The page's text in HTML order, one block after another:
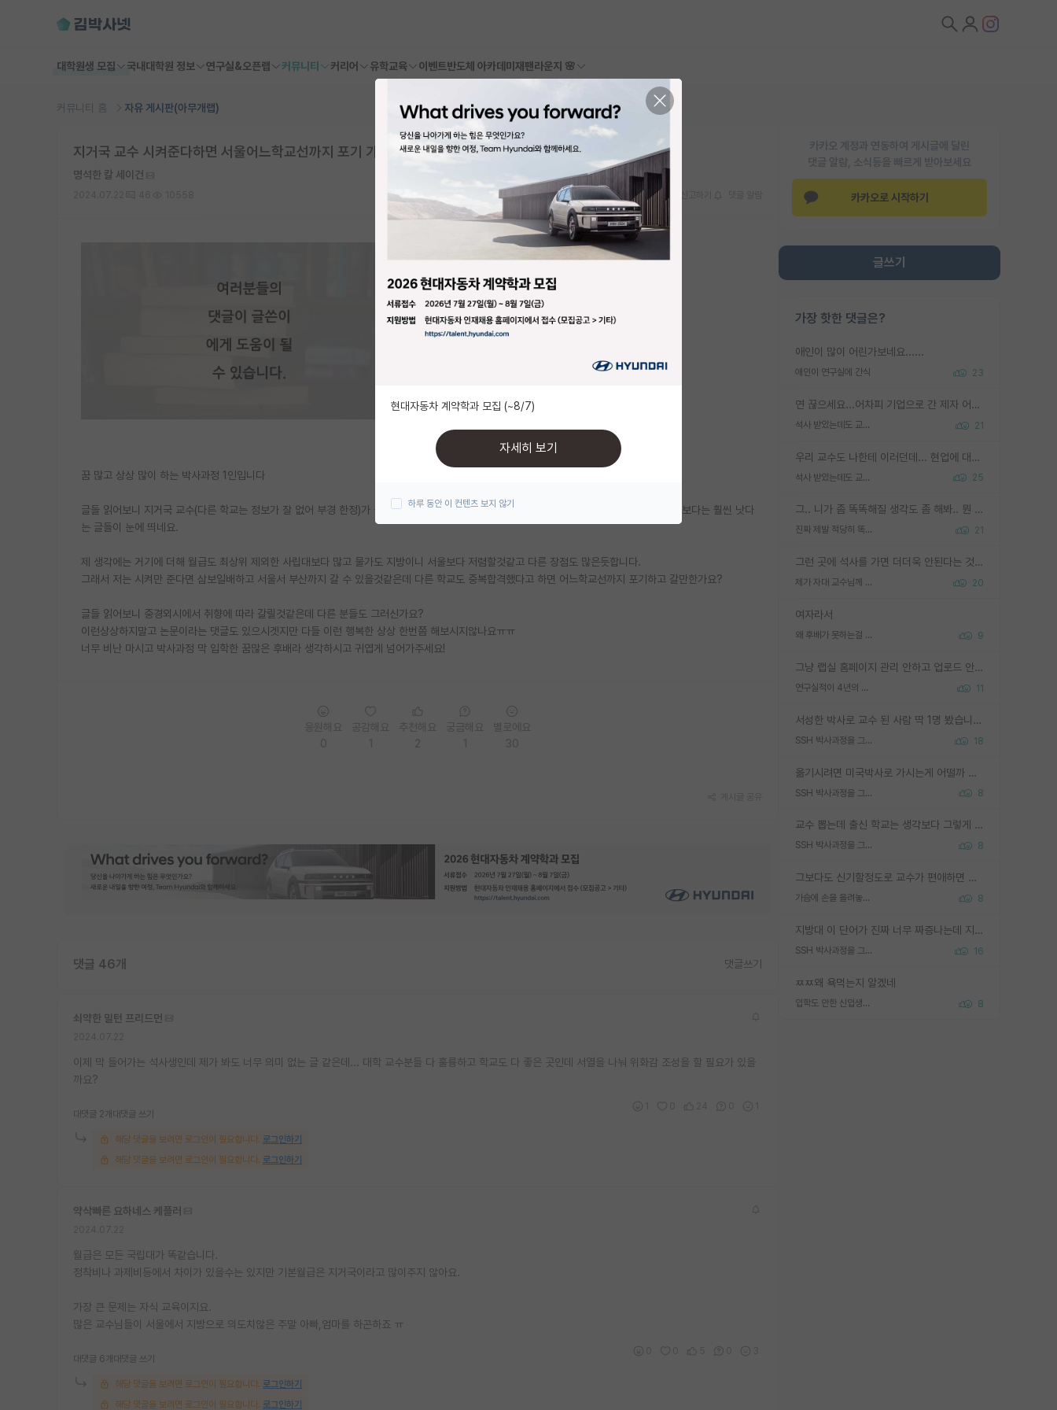
대학원생 모집 국내대학원 정보 연구실&오픈랩 커뮤니티 커리어 유학교육 이벤트반도체 아카데미 재팬라운지 🌸
커뮤니티 홈 자유 게시판(아무개랩)
카카오 계정과 연동하여 게시글에 달린
댓글 알람, 소식등을 빠르게 받아보세요
카카오로 시작하기
글쓰기
가장 핫한 댓글은?
애인이 많이 어린가보네요......
애인이 연구실에 간식 23
연 끊으세요...어차피 기업으로 간 제자 어떻게 못합니다. 기업에서는 교수들 사기꾼으로 보는 시선도 강하고, 앞에서나 교수님하고 떠받들어주지 많이 무시합니다. 영향력도 0에 수렴합니다. 그리고 생각해보십시오. 석사로 기업간 제자가 무슨 힘이 있다고 과제를 달라고 합니까? 말만 교수지 무능력자라고 생각합니다. 세금이 아깝습니다.
석사 받았는데도 교수랑 연락한다. 21
우리 교수도 나한테 이러던데... 현업에 대해 이해가 전혀 없고, 자기 말이면 다 되는 줄 알고. 학위동안 지도는 커녕 잡일만 시켜놓고 이제와서 주기적으로 연락 없으면 싸가지 없는 제자가 되버림.
석사 받았는데도 교수랑 연락한다. 25
그.. 니가 좀 똑똑해질 생각도 좀 해봐.. 뭔 연구를 선배랑 계속 같이할 생각을하냐 박사과정이
진짜 제발 적당히 똑똑한 박사과정이라도 위에 있었으면.. 21
그런 곳에 석사를 가면 더더욱 안된다는 것을 깨달으시면 된겁니다!
제가 자대 교수님께 무례하게 행동한 걸까요? 20
여자라서
왜 후배가 못하는걸 교수님은 내 책임으로 돌리는걸까요? 9
그냥 랩실 홈페이지 관리 안하고 업로드 안한거 아님?
연구실적이 4년의 공백이 있는거 어떻게 생각하냐 11
서성한 박사로 교수 된 사람 딱 1명 봤습니다. 근데 지방대 박사로 교수된 거는 기적이 일어나야되요. 서성한 학부부터여도 빡센게 교수임용일텐데 지방대박사로 무슨 교수가 되나요...... 중소기업/중견기업 팀장급/연구소장급이나 될거 같네요.
SSH 박사과정을 그만두고 지방대 박사로 옮기면 교수의 꿈은 끝일까요? 18
옮기시려면 미국박사로 가시는게 어떨까 싶네요. 교수가 꿈이면 미국박사 하고 미국교수 까지 같이 노리시는게 기회가 많지 않을까요?
SSH 박사과정을 그만두고 지방대 박사로 옮기면 교수의 꿈은 끝일까요? 8
교수 뽑는데 출신 학교는 생각보다 그렇게 안 봄. 앞으로는 더 안 보게 될거임. 박사는 어디서 진행해도 됨. 단, 제대로 쌓고 좋은 실적 만들 수 있다면. 그런데 지방대는 그럴 가능성이 지극히 낮음. 나만 열심히 잘 하면 된다? 인간은 주변 환경에 지배되는 나약한 존재임. 주변의 지방대 대학원생과 섞이고 지방 특유의 여유로움 또는 나쁘게 얘기해서 나태함에 젖어 살다보면 교수의 꿈 자체를 잊어버리게 될 가능성도 있음. 주변 환경이 70~80%임.
SSH 박사과정을 그만두고 지방대 박사로 옮기면 교수의 꿈은 끝일까요? 8
그보다도 신기할정도로 교수가 편애하면 그사람만 논문이 되더라구요 내용이 다른 사람보다 허접해도요
가슴에 손을 올려놓고 싫어하는 사람 불공정하게 리뷰 8
지방대 이 단어가 진짜 너무 짜증나는데 지방대면 다 그냥 쓰레기인가요? 무슨 말 같지도 않은 댓글들이 있는건지??? 지방에도 충분히 좋은 대학 많고 충분히 잘하는 교수님들 많습니다 포항공대 4개 IST 대표 지거국들 여기 모두 다 지방에 있고 여기 출신들 중에 교수하는 분들 적지 않습니다 지거국 출신이 무슨 교수를 하냐?라고 생각할 사람들 많은데 상위 대표 지거국에 아웃라이어들 많습니다 결국 개인의 연구역량과 실적이 중요합니다 이 역량을 펼치는데 있어서 지도교수와의 합도 중요합니다. 그리고 경력이 필요하면 해외포닥까지 다녀오세요
SSH 박사과정을 그만두고 지방대 박사로 옮기면 교수의 꿈은 끝일까요? 16
ㅉㅉ왜 욕먹는지 알겠네
입학도 안한 신입생이 원래 관심을 받나요 8
지거국 교수 시켜준다하면 서울어느학교선까지 포기 가능?
명석한 칼 세이건
스크랩
꿈 많고 상상 많이 하는 박사과정 1인입니다
글들 읽어보니 지거국 교수(다른 학교는 정보가 잘 없어 부경 한정)가 실적(논문,과제) 압박도 적고 대학원생 수급도 인서울 일정수준 이하 학교보다는 훨씬 낫다
는 글들이 눈에 띄네요.
제 생각에는 거기에 더해 월급도 최상위 제외한 사립대보다 많고 물가도 지방이니 서울보다 저렴할것같고 다른 장점도 많은듯합니다.
그래서 저는 시켜만 준다면 삼보일배하고 서울서 부산까지 갈 수 있을것같은데 다른 학교도 중복합격했다고 하면 어느학교선까지 포기하고 갈만한가요?
글들 읽어보니 중경외시에서 취향에 따라 갈릴것같은데 다른 분들도 그러신가요?
이런상상하지말고 논문이라는 댓글도 있으시겟지만 다들 이런 행복한 상상 한번쯤 해보시지않나요ㅠㅠ
너무 비난 마시고 박사과정 막 입학한 꿈많은 후배라 생각하시고 귀엽게 넘어가주세요!
댓글 46개 댓글쓰기
쇠약한 밀턴 프리드먼
이제 막 들어가는 석사생인데 제가 봐도 너무 의미 없는 글 같은데... 대학 교수분들 다 훌륭하고 학교도 다 좋은 곳인데 서열을 나눠 위화감 조성을 할 필요가 있을
까요?
대댓글 2개 대댓글 쓰기
해당 댓글을 보려면 로그인이 필요합니다. 로그인하기
해당 댓글을 보려면 로그인이 필요합니다. 로그인하기
약삭빠른 요하네스 케플러
월급은 모든 국립대가 똑같습니다.
정착비나 과제비등에서 차이가 있을수는 있지만 기본월급은 지거국이라고 많이주지 않아요.
가장 큰 문제는 자식 교육이지요.
많은 교수님들이 서울에서 지방으로 의도치않은 주말 아빠,엄마를 하곤하죠 ㅠ
대댓글 6개 대댓글 쓰기
해당 댓글을 보려면 로그인이 필요합니다. 로그인하기
해당 댓글을 보려면 로그인이 필요합니다. 로그인하기
현대자동차 계약학과 모집 (~8/7)
자세히 보기
하루 동안 이 컨텐츠 보지 않기